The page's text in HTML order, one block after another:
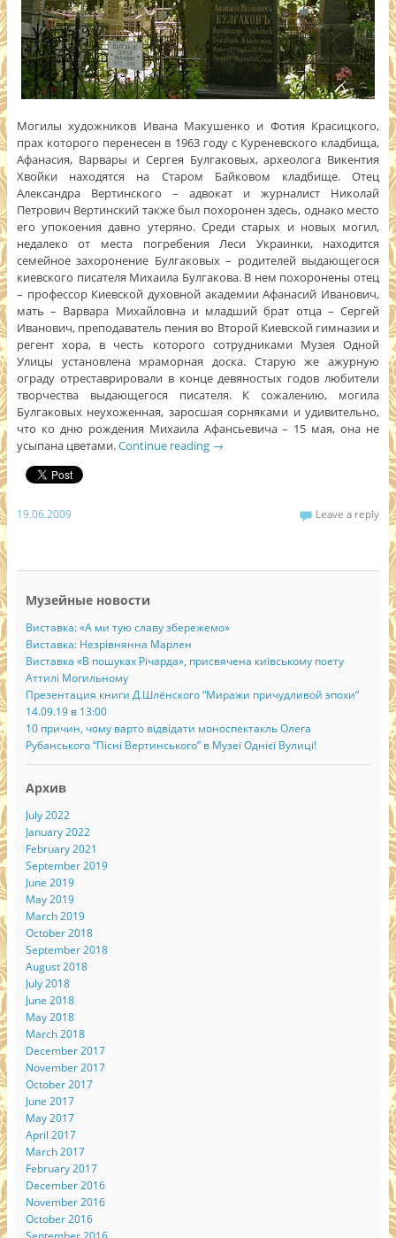
Могилы художников Ивана Макушенко и Фотия Красицкого,
прах которого перенесен в 1963 году с Куреневского кладбища,
Афанасия, Варвары и Сергея Булгаковых, археолога Викентия
Хвойки находятся на Старом Байковом кладбище. Отец
Александра Вертинского – адвокат и журналист Николай
Петрович Вертинский также был похоронен здесь, однако место
его упокоения давно утеряно. Среди старых и новых могил,
недалеко от места погребения Леси Украинки, находится
семейное захоронение Булгаковых – родителей выдающегося
киевского писателя Михаила Булгакова. В нем похоронены отец
– профессор Киевской духовной академии Афанасий Иванович,
мать – Варвара Михайловна и младший брат отца – Сергей
Иванович, преподаватель пения во Второй Киевской гимназии и
регент хора, в честь которого сотрудниками Музея Одной
Улицы установлена мраморная доска. Старую же ажурную
ограду отреставрировали в конце девяностых годов любители
творчества выдающегося писателя. К сожалению, могила
Булгаковых неухоженная, заросшая сорняками и удивительно,
что ко дню рождения Михаила Афансьевича – 15 мая, она не
усыпана цветами.Continue reading →
19.06.2009 Leave a reply
Музейные новости
Виставка: «А ми тую славу збережемо»
Виставка: Незрівнянна Марлен
Виставка «В пошуках Річарда», присвячена київському поету
Аттилі Могильному
Презентация книги Д.Шлёнского “Миражи причудливой эпохи”
14.09.19 в 13:00
10 причин, чому варто відвідати моноспектакль Олега
Рубанського “Пісні Вертинського” в Музеї Однієї Вулиці!
Архив
July 2022
January 2022
February 2021
September 2019
June 2019
May 2019
March 2019
October 2018
September 2018
August 2018
July 2018
June 2018
May 2018
March 2018
December 2017
November 2017
October 2017
June 2017
May 2017
April 2017
March 2017
February 2017
December 2016
November 2016
October 2016